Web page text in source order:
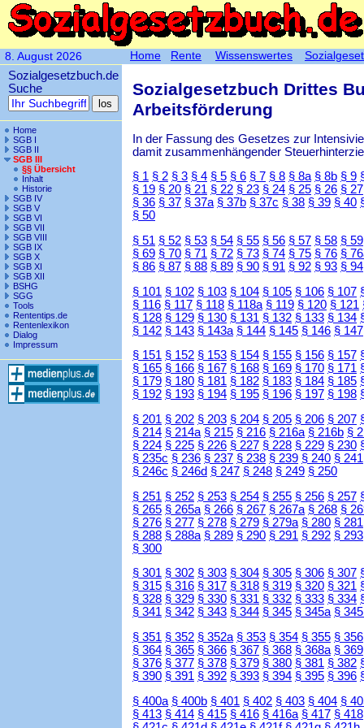
8. August 2026
Sozialgesetzbuch.de
Suche
Home
SGB I
SGB II
SGB III
§§ Übersicht
Inhalt
Historie
SGB IV
SGB V
SGB VI
SGB VII
SGB VIII
SGB IX
SGB X
SGB XI
SGB XII
BSHG
SGG
Tools
Rententips.de
Rentenlexikon
Dialog
Impressum
Sozialgesetzbuch Drittes
Arbeitsförderung
In der Fassung des Gesetzes zur
damit zusammenhängender
§ 1 § 2 § 3 § 4 § 5 § 6 § 7 § 8 § 8a § 8b § 9
§ 19 § 20 § 21 § 22 § 23 § 24 § 25 § 26 § 27
§ 36 § 37 § 37a § 37b § 37c § 38 § 39 § 40
§ 50
§ 51 § 52 § 53 § 54 § 55 § 56 § 57 § 58 § 59
§ 69 § 70 § 71 § 72 § 73 § 74 § 75 § 76 §
§ 86 § 87 § 88 § 89 § 90 § 91 § 92 § 93 § 94
§ 101 § 102 § 103 § 104 § 105 § 106 § 107
§ 116 § 117 § 118 § 118a § 119 § 120 § 121
§ 128 § 129 § 130 § 131 § 132 § 133 § 134
§ 142 § 143 § 143a § 144 § 145 § 146 § 147
§ 151 § 152 § 153 § 154 § 155 § 156 § 157
§ 165 § 166 § 167 § 168 § 169 § 170 § 171
§ 179 § 180 § 181 § 182 § 183 § 184 § 185
§ 192 § 193 § 194 § 195 § 196 § 197 § 198
§ 201 § 202 § 203 § 204 § 205 § 206 § 207
§ 214 § 214a § 215 § 216 § 216a § 216b §
§ 224 § 225 § 226 § 227 § 228 § 229 § 230
§ 235c § 236 § 237 § 238 § 239 § 240 § 241
§ 246c § 246d § 247 § 248 § 249 § 250
§ 251 § 252 § 253 § 254 § 255 § 256 § 257
§ 265 § 265a § 266 § 267 § 267a § 268 §
§ 276 § 277 § 278 § 279 § 279a § 280 § 281
§ 288 § 288a § 289 § 290 § 291 § 292 § 293
§ 300
§ 301 § 302 § 303 § 304 § 305 § 306 § 307
§ 315 § 316 § 317 § 318 § 319 § 320 § 321
§ 328 § 329 § 330 § 331 § 332 § 333 § 334
§ 341 § 342 § 343 § 344 § 345 § 345a §
§ 351 § 352 § 352a § 353 § 354 § 355 § 356
§ 364 § 365 § 366 § 367 § 368 § 368a § 369
§ 376 § 377 § 378 § 379 § 380 § 381 § 382
§ 390 § 391 § 392 § 393 § 394 § 395 § 396
§ 400a § 400b § 401 § 402 § 403 § 404 §
§ 413 § 414 § 415 § 416 § 416a § 417 § 418
Home Rente Wissenswertes